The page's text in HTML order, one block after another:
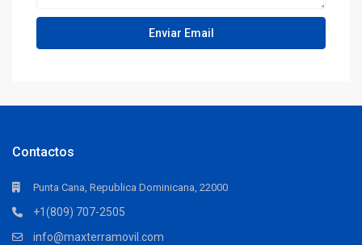
Contactos
Punta Cana, Republica Dominicana, 22000
+1(809) 707-2505
info@maxterramovil.com